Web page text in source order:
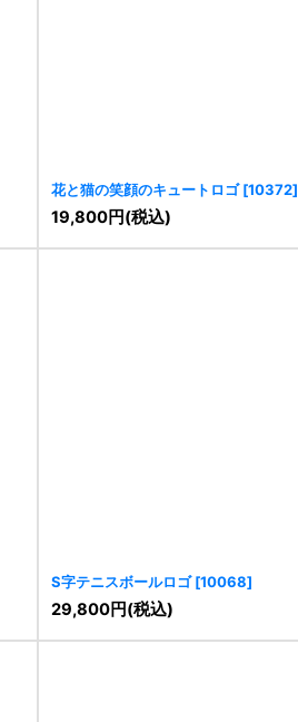
花と猫の笑顔のキュートロゴ [10372]
19,800円(税込)
S字テニスボールロゴ [10068]
29,800円(税込)